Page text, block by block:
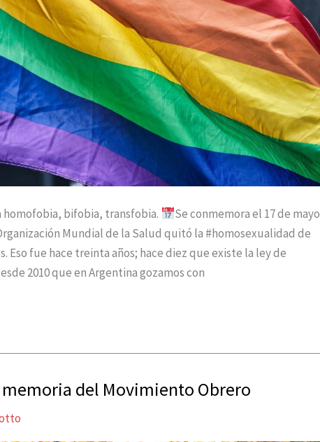
homofobia, bifobia, transfobia.
Se conmemora el 17 de mayo
Mundial de la Salud quitó la #homosexualidad de
Eso fue hace treinta años; hace diez que existe la ley de
2010 que en Argentina gozamos con
memoria del Movimiento Obrero